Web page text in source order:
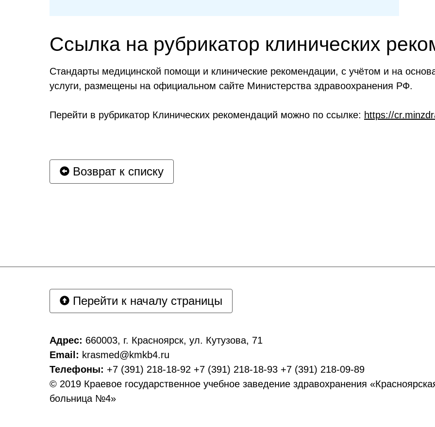
Ссылка на рубрикатор клинических
Стандарты медицинской помощи и клинические рекомендации, с учётом и на
услуги, размещены на официальном сайте Министерства здравоохранения РФ.
Перейти в рубрикатор Клинических рекомендаций можно по ссылке: https://
Возврат к списку
Перейти к началу страницы
Адрес: 660003, г. Красноярск, ул. Кутузова, 71
Email: krasmed@kmkb4.ru
Телефоны: +7 (391) 218-18-92 +7 (391) 218-18-93 +7 (391) 218-09-89
© 2019 Краевое государственное учебное заведение здравохранения
больница №4»